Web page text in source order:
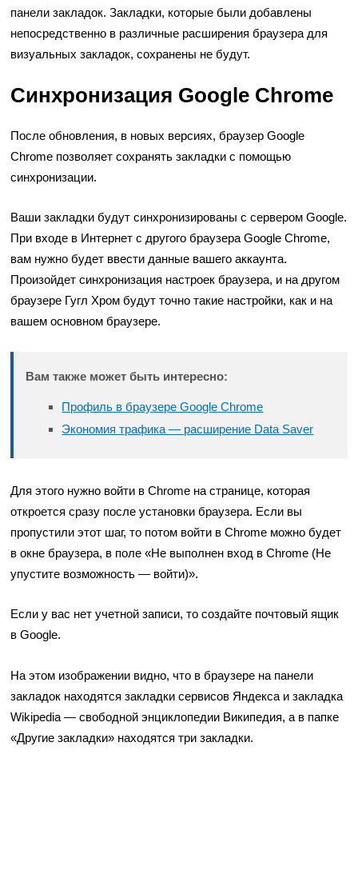
панели закладок. Закладки, которые были добавлены
непосредственно в различные расширения браузера для
визуальных закладок, сохранены не будут.
Синхронизация Google Chrome
После обновления, в новых версиях, браузер Google
Chrome позволяет сохранять закладки с помощью
синхронизации.
Ваши закладки будут синхронизированы с сервером Google.
При входе в Интернет с другого браузера Google Chrome,
вам нужно будет ввести данные вашего аккаунта.
Произойдет синхронизация настроек браузера, и на другом
браузере Гугл Хром будут точно такие настройки, как и на
вашем основном браузере.
Вам также может быть интересно:
Профиль в браузере Google Chrome
Экономия трафика — расширение Data Saver
Для этого нужно войти в Chrome на странице, которая
откроется сразу после установки браузера. Если вы
пропустили этот шаг, то потом войти в Chrome можно будет
в окне браузера, в поле «Не выполнен вход в Chrome (Не
упустите возможность — войти)».
Если у вас нет учетной записи, то создайте почтовый ящик
в Google.
На этом изображении видно, что в браузере на панели
закладок находятся закладки сервисов Яндекса и закладка
Wikipedia — свободной энциклопедии Википедия, а в папке
«Другие закладки» находятся три закладки.